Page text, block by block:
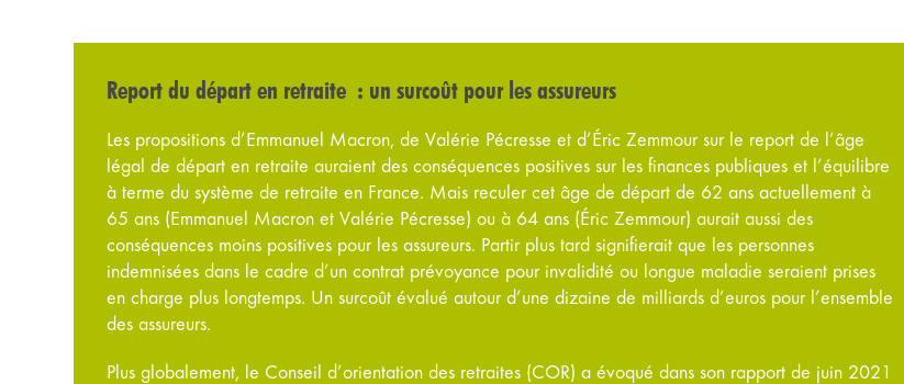
Report du départ en retraite : un surcoût pour les assureurs
Les propositions d’Emmanuel Macron, de Valérie Pécresse et d’Éric Zemmour sur le report de l’âge
légal de départ en retraite auraient des conséquences positives sur les finances publiques et l’équilibre
à terme du système de retraite en France. Mais reculer cet âge de départ de 62 ans actuellement à
65 ans (Emmanuel Macron et Valérie Pécresse) ou à 64 ans (Éric Zemmour) aurait aussi des
conséquences moins positives pour les assureurs. Partir plus tard signifierait que les personnes
indemnisées dans le cadre d’un contrat prévoyance pour invalidité ou longue maladie seraient prises
en charge plus longtemps. Un surcoût évalué autour d’une dizaine de milliards d’euros pour l’ensemble
des assureurs.
Plus globalement, le Conseil d’orientation des retraites (COR) a évoqué dans son rapport de juin 2021